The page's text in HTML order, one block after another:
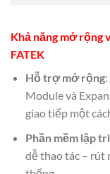
Khả năng mở rộng
FATEK
Hỗ trợ mở rộng:
Module và
giao tiếp một
Phần mềm lập
dễ thao tác – rút